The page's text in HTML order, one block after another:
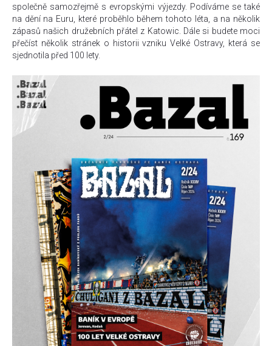
společně samozřejmě s evropskými výjezdy. Podíváme se také
na dění na Euru, které proběhlo během tohoto léta, a na několik
zápasů našich družebních přátel z Katowic. Dále si budete moci
přečíst několik stránek o historii vzniku Velké Ostravy, která se
sjednotila před 100 lety.